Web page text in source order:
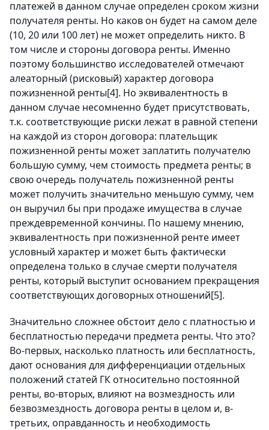
платежей в данном случае определен сроком жизни
получателя ренты. Но каков он будет на самом деле
(10, 20 или 100 лет) не может определить никто. В
том числе и стороны договора ренты. Именно
поэтому большинство исследователей отмечают
алеаторный (рисковый) характер договора
пожизненной ренты[4]. Но эквивалентность в
данном случае несомненно будет присутствовать,
т.к. соответствующие риски лежат в равной степени
на каждой из сторон договора: плательщик
пожизненной ренты может заплатить получателю
большую сумму, чем стоимость предмета ренты; в
свою очередь получатель пожизненной ренты
может получить значительно меньшую сумму, чем
он выручил бы при продаже имущества в случае
преждевременной кончины. По нашему мнению,
эквивалентность при пожизненной ренте имеет
условный характер и может быть фактически
определена только в случае смерти получателя
ренты, который выступит основанием прекращения
соответствующих договорных отношений[5].
Значительно сложнее обстоит дело с платностью и
бесплатностью передачи предмета ренты. Что это?
Во-первых, насколько платность или бесплатность,
дают основания для дифференциации отдельных
положений статей ГК относительно постоянной
ренты, во-вторых, влияют на возмездность или
безвозмездность договора ренты в целом и, в-
третьих, оправданность и необходимость